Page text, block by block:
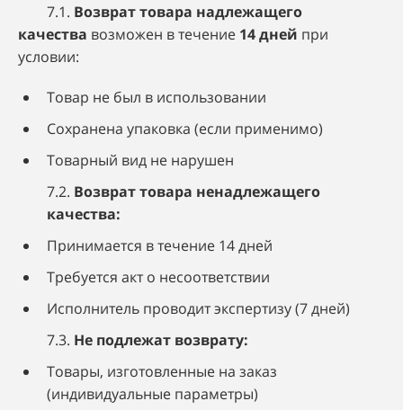
7.1. Возврат товара надлежащего
качества возможен в течение 14 дней при
условии:
Товар не был в использовании
Сохранена упаковка (если применимо)
Товарный вид не нарушен
7.2. Возврат товара ненадлежащего
качества:
Принимается в течение 14 дней
Требуется акт о несоответствии
Исполнитель проводит экспертизу (7 дней)
7.3. Не подлежат возврату:
Товары, изготовленные на заказ
(индивидуальные параметры)